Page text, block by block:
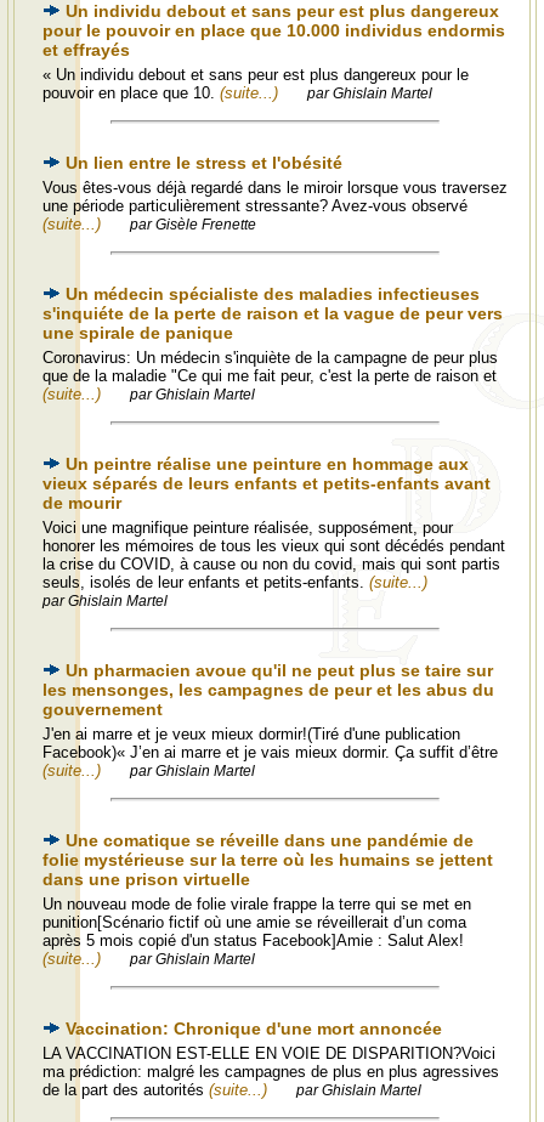
Un individu debout et sans peur est plus dangereux
pour le pouvoir en place que 10.000 individus endormis
et effrayés
« Un individu debout et sans peur est plus dangereux pour le
pouvoir en place que 10. (suite...) par Ghislain Martel
Un lien entre le stress et l'obésité
Vous êtes-vous déjà regardé dans le miroir lorsque vous traversez
une période particulièrement stressante? Avez-vous observé
(suite...)
par Gisèle Frenette
Un médecin spécialiste des maladies infectieuses
s'inquiéte de la perte de raison et la vague de peur vers
une spirale de panique
Coronavirus: Un médecin s'inquiète de la campagne de peur plus
que de la maladie "Ce qui me fait peur, c'est la perte de raison et
(suite...)
par Ghislain Martel
Un peintre réalise une peinture en hommage aux
vieux séparés de leurs enfants et petits-enfants avant
de mourir
Voici une magnifique peinture réalisée, supposément, pour
honorer les mémoires de tous les vieux qui sont décédés pendant
la crise du COVID, à cause ou non du covid, mais qui sont partis
seuls, isolés de leur enfants et petits-enfants. (suite...)
par Ghislain Martel
Un pharmacien avoue qu'il ne peut plus se taire sur
les mensonges, les campagnes de peur et les abus du
gouvernement
J'en ai marre et je veux mieux dormir!(Tiré d'une publication
Facebook)« J’en ai marre et je vais mieux dormir. Ça suffit d’être
(suite...)
par Ghislain Martel
Une comatique se réveille dans une pandémie de
folie mystérieuse sur la terre où les humains se jettent
dans une prison virtuelle
Un nouveau mode de folie virale frappe la terre qui se met en
punition[Scénario fictif où une amie se réveillerait d’un coma
après 5 mois copié d'un status Facebook]Amie : Salut Alex!
(suite...)
par Ghislain Martel
Vaccination: Chronique d'une mort annoncée
LA VACCINATION EST-ELLE EN VOIE DE DISPARITION?Voici
ma prédiction: malgré les campagnes de plus en plus agressives
de la part des autorités (suite...) par Ghislain Martel